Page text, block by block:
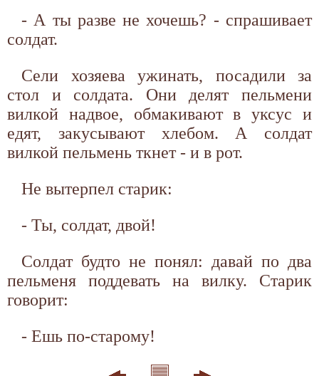
- А ты разве не хочешь? - спрашивает
солдат.
Сели хозяева ужинать, посадили за
стол и солдата. Они делят пельмени
вилкой надвое, обмакивают в уксус и
едят, закусывают хлебом. А солдат
вилкой пельмень ткнет - и в рот.
Не вытерпел старик:
- Ты, солдат, двой!
Солдат будто не понял: давай по два
пельменя поддевать на вилку. Старик
говорит:
- Ешь по-старому!